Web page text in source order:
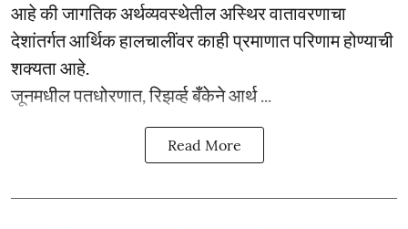
आहे की जागतिक अर्थव्यवस्थेतील अस्थिर वातावरणाचा
देशांतर्गत आर्थिक हालचालींवर काही प्रमाणात परिणाम होण्याची
शक्यता आहे.
जूनमधील पतधोरणात, रिझर्व्ह बँकेने आर्थ ...
Read More